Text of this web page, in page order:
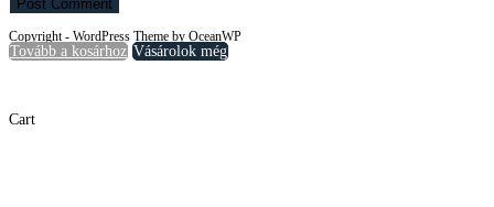
Copyright - WordPress Theme by OceanWP
Tovább a kosárhoz Vásárolok még
Cart